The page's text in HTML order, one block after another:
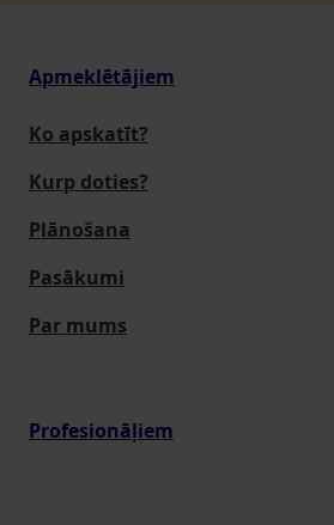
Apmeklētājiem
Ko apskatīt?
Kurp doties?
Plānošana
Pasākumi
Par mums
Profesionāļiem